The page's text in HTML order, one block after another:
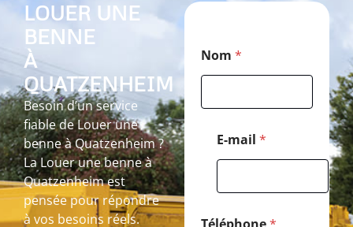
LOUER UNE
BENNE
À
QUATZENHEIM
Besoin d’un service
fiable de Louer une
benne à Quatzenheim ?
La Louer une benne à
Quatzenheim est
pensée pour répondre
à vos besoins réels.
Nom *
E-mail *
s
a
g
e
M
e
s
s
a
g